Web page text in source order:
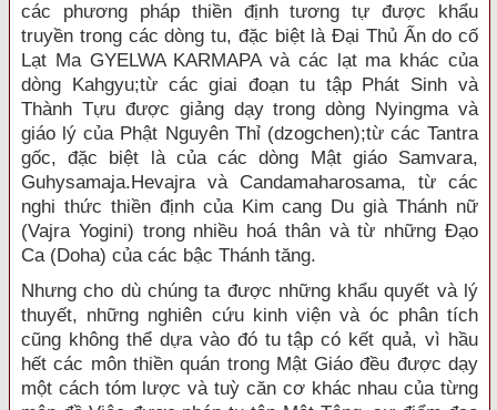
các phương pháp thiền định tương tự được khẩu
truyền trong các dòng tu, đặc biệt là Ðại Thủ Ấn do cố
Lạt Ma GYELWA KARMAPA và các lạt ma khác của
dòng Kahgyu;từ các giai đoạn tu tập Phát Sinh và
Thành Tựu được giảng dạy trong dòng Nyingma và
giáo lý của Phật Nguyên Thỉ (dzogchen);từ các Tantra
gốc, đặc biệt là của các dòng Mật giáo Samvara,
Guhysamaja.Hevajra và Candamaharosama, từ các
nghi thức thiền định của Kim cang Du già Thánh nữ
(Vajra Yogini) trong nhiều hoá thân và từ những Ðạo
Ca (Doha) của các bậc Thánh tăng.
Nhưng cho dù chúng ta được những khẩu quyết và lý
thuyết, những nghiên cứu kinh viện và óc phân tích
cũng không thể dựa vào đó tu tập có kết quả, vì hầu
hết các môn thiền quán trong Mật Giáo đều được dạy
một cách tóm lược và tuỳ căn cơ khác nhau của từng